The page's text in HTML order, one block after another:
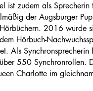
ist zudem als
der Augsburger
2016 wurde
Hörbuch-
Als Synchronsprecherin
550 Synchronrollen.
Charlotte im